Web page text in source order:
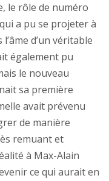
le rôle de numéro
a pu se projeter à
d’un véritable
également pu
le nouveau
sa première
avait prévenu
de manière
remuant et
à Max-Alain
ce qui aurait en